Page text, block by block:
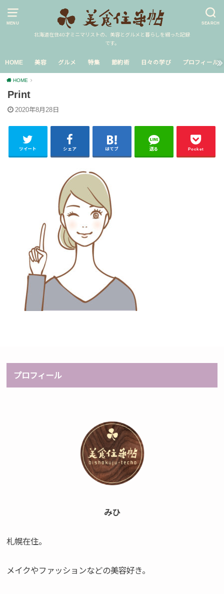
MENU SEARCH
北海道在住40才ミニマリストの、美容とグルメと暮らしを綴った記録
です。
HOME 美容 グルメ 特集 節約術 日々の学び プロフィール
HOME
Print
2020年8月28日
ツイート シェア はてブ 送る Pocket
プロフィール
みひ
札幌在住。
メイクやファッションなどの美容好き。